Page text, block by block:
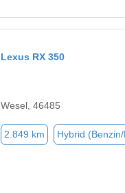
Lexus RX 350
Wesel, 46485
2.849 km Hybrid